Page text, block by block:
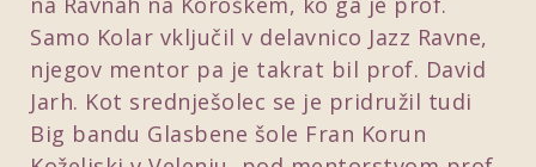
Samo Kolar vključil v delavnico Jazz Ravne,
njegov mentor pa je takrat bil prof. David
Jarh. Kot srednješolec se je pridružil tudi
Big bandu Glasbene šole Fran Korun